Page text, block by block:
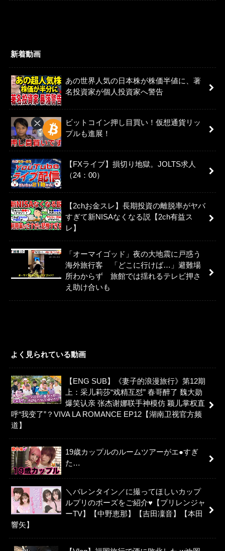
新着動画
あの世界人気の日本株が株価半値に、著
名投資家が個人投資家へ警告
ビットコイン押し目買い！仮想通貨リッ
プルも進展！
【FXライブ】損切り地獄。JOLTS求人
（24：00）
【2chお金スレ】長期投資の離脱率がヤバ
すぎて新NISAなくなる説【2ch有益ス
レ】
「オーマイゴッド」夜の大地震に戸惑う
海外旅行客 「どこに行けば…」避難場
所わからず 旅館では揺れるテレビ押さ
え助け合いも
よく見られている動画
【ENG SUB】《妻子的浪漫旅行》第12期
上：采儿莉莎“戏精互怼” 春哥醉了 魏大勋
爆笑认亲 张杰谢娜联手神模仿 颖儿掌权直
呼“我变了”？VIVA LA ROMANCE EP12【湖南卫视官方频
道】
19歳カップルのルームツアーがエ●すぎ
た…
＼バレンタイン／に撮ってほしいカップ
ルプリのポーズをご紹介♥【プリレンジャ
ーTV】【中野恵那】【吉田凜音】【本田
響矢】